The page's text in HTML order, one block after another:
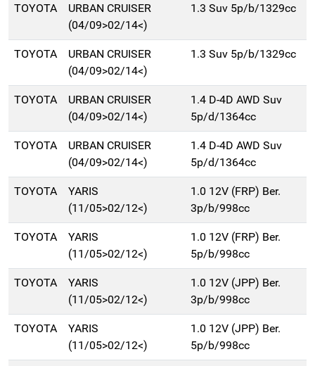
TOYOTA
URBAN CRUISER
(04/09>02/14<)
1.3 Suv 5p/b/1329cc
TOYOTA
URBAN CRUISER
(04/09>02/14<)
1.3 Suv 5p/b/1329cc
TOYOTA
URBAN CRUISER
(04/09>02/14<)
1.4 D-4D AWD Suv
5p/d/1364cc
TOYOTA
URBAN CRUISER
(04/09>02/14<)
1.4 D-4D AWD Suv
5p/d/1364cc
TOYOTA
YARIS
(11/05>02/12<)
1.0 12V (FRP) Ber.
3p/b/998cc
TOYOTA
YARIS
(11/05>02/12<)
1.0 12V (FRP) Ber.
5p/b/998cc
TOYOTA
YARIS
(11/05>02/12<)
1.0 12V (JPP) Ber.
3p/b/998cc
TOYOTA
YARIS
(11/05>02/12<)
1.0 12V (JPP) Ber.
5p/b/998cc